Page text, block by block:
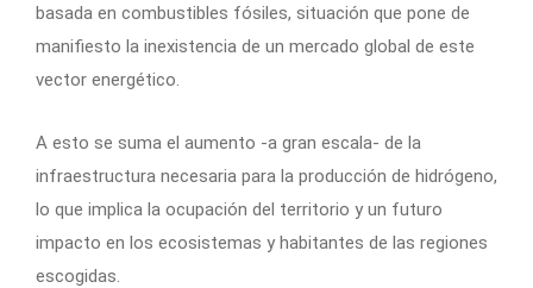
basada en combustibles fósiles, situación que pone de
manifiesto la inexistencia de un mercado global de este
vector energético.
A esto se suma el aumento -a gran escala- de la
infraestructura necesaria para la producción de hidrógeno,
lo que implica la ocupación del territorio y un futuro
impacto en los ecosistemas y habitantes de las regiones
escogidas.